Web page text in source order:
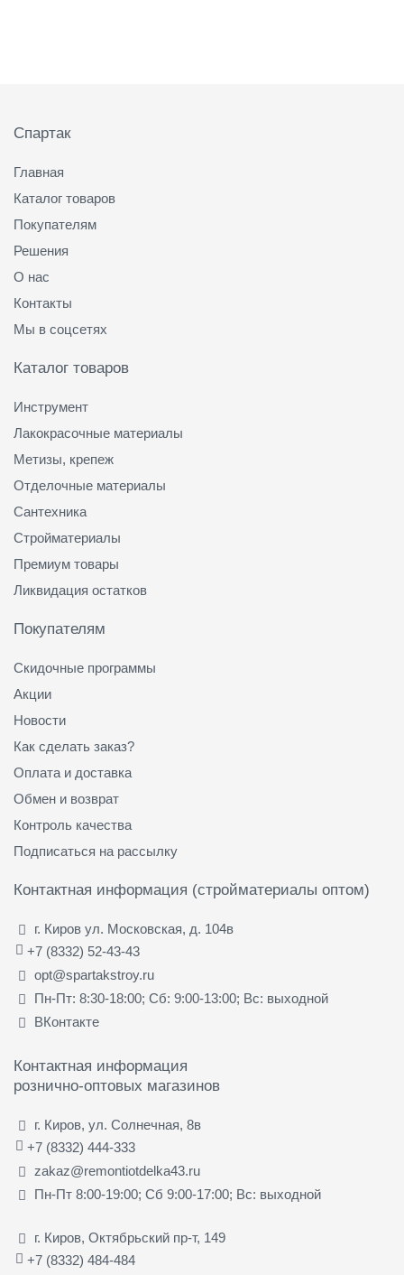
Спартак
Главная
Каталог товаров
Покупателям
Решения
О нас
Контакты
Мы в соцсетях
Каталог товаров
Инструмент
Лакокрасочные материалы
Метизы, крепеж
Отделочные материалы
Сантехника
Стройматериалы
Премиум товары
Ликвидация остатков
Покупателям
Скидочные программы
Акции
Новости
Как сделать заказ?
Оплата и доставка
Обмен и возврат
Контроль качества
Подписаться на рассылку
Контактная информация (стройматериалы оптом)
г. Киров ул. Московская, д. 104в
+7 (8332) 52-43-43
opt@spartakstroy.ru
Пн-Пт: 8:30-18:00; Сб: 9:00-13:00; Вс: выходной
ВКонтакте
Контактная информация
рознично-оптовых магазинов
г. Киров, ул. Солнечная, 8в
+7 (8332) 444-333
zakaz@remontiotdelka43.ru
Пн-Пт 8:00-19:00; Сб 9:00-17:00; Вс: выходной
г. Киров, Октябрьский пр-т, 149
+7 (8332) 484-484